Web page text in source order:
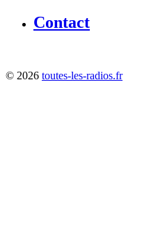
Contact
© 2026 toutes-les-radios.fr